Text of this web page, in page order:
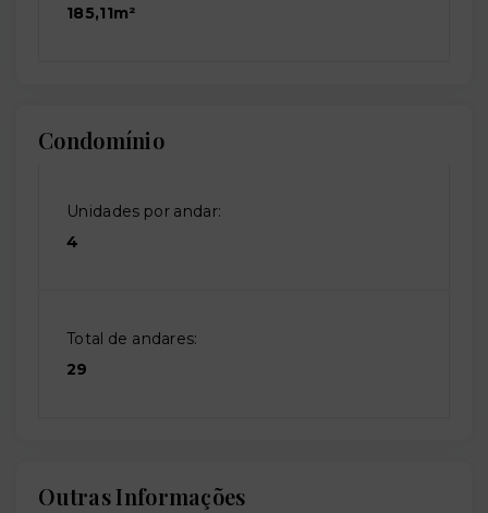
185,11m²
Condomínio
Unidades por andar:
4
Total de andares:
29
Outras Informações